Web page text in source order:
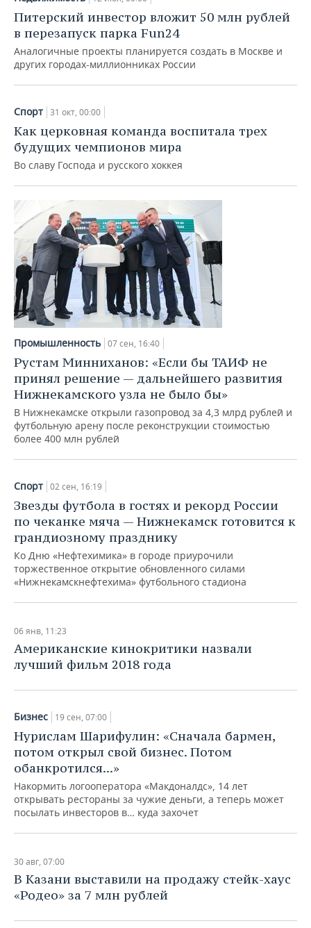
НЕФТЕХИМИЯ
НЕФТЬ
ОПК
РОЗНИЧНАЯ ТОРГОВЛЯ
ТРАНСПОРТ
УСЛУГИ
НОВОСТИ ТЕХНОЛОГИЙ
IT
МЕДИА
ТЕЛЕКОММУНИКАЦИИ
МЕРОПРИЯТИЯ
НОВОСТИ МЕРОПРИЯТИЙ
ВЫЕЗДНАЯ РЕДАКЦИЯ
БИЗНЕС-БРАНЧИ
ONLINE-КОНФЕРЕНЦИИ
ОТКРЫТАЯ ЛЕКЦИЯ
СПОРТ
НОВОСТИ СПОРТА
ФУТБОЛ
ХОККЕЙ
БАСКЕТБОЛ
ВОЛЕЙБОЛ
КИБЕРСПОРТ
ФИГУРНОЕ КАТАНИЕ
ВОДНЫЕ ВИДЫ СПОРТА
ХОККЕЙ С МЯЧОМ
НОВОСТИ ОБЩЕСТВА
ВЛАСТЬ
ИНФРАСТРУКТУРА
ИСТОРИЯ
КУЛЬТУРА
МЕДИЦИНА
ОБРАЗОВАНИЕ
ПРОИСШЕСТВИЯ
ФОТОГАЛЕРЕЯ
СЮЖЕТЫ
СПРАВОЧНИК
СПИСОК ПЕРСОН
СПИСОК КОМПАНИЙ
ПОЛНАЯ ВЕРСИЯ
Питерский инвестор вложит 50 млн рублей
в перезапуск парка Fun24
Аналогичные проекты планируется создать в Москве и
других городах-миллионниках России
Спорт 31 окт, 00:00
Как церковная команда воспитала трех
будущих чемпионов мира
Во славу Господа и русского хоккея
Промышленность 07 сен, 16:40
Рустам Минниханов: «Если бы ТАИФ не
принял решение — дальнейшего развития
Нижнекамского узла не было бы»
В Нижнекамске открыли газопровод за 4,3 млрд рублей и
футбольную арену после реконструкции стоимостью
более 400 млн рублей
Спорт 02 сен, 16:19
Звезды футбола в гостях и рекорд России
по чеканке мяча — Нижнекамск готовится к
грандиозному празднику
Ко Дню «Нефтехимика» в городе приурочили
торжественное открытие обновленного силами
«Нижнекамскнефтехима» футбольного стадиона
06 янв, 11:23
Американские кинокритики назвали
лучший фильм 2018 года
Бизнес 19 сен, 07:00
Нурислам Шарифулин: «Сначала бармен,
потом открыл свой бизнес. Потом
обанкротился...»
Накормить логооператора «Макдоналдс», 14 лет
открывать рестораны за чужие деньги, а теперь может
посылать инвесторов в… куда захочет
30 авг, 07:00
В Казани выставили на продажу стейк-хаус
«Родео» за 7 млн рублей